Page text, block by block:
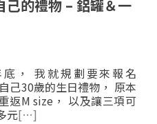
己的禮物 – 鋁罐＆一
， 我就規劃要來報名
己30歲的生日禮物， 原本
返M size， 以及讓三項可
元[…]